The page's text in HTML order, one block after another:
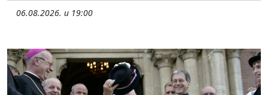
06.08.2026. u 19:00